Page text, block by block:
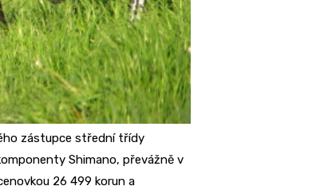
zástupce střední třídy
Shimano, převážně v
26 499 korun a